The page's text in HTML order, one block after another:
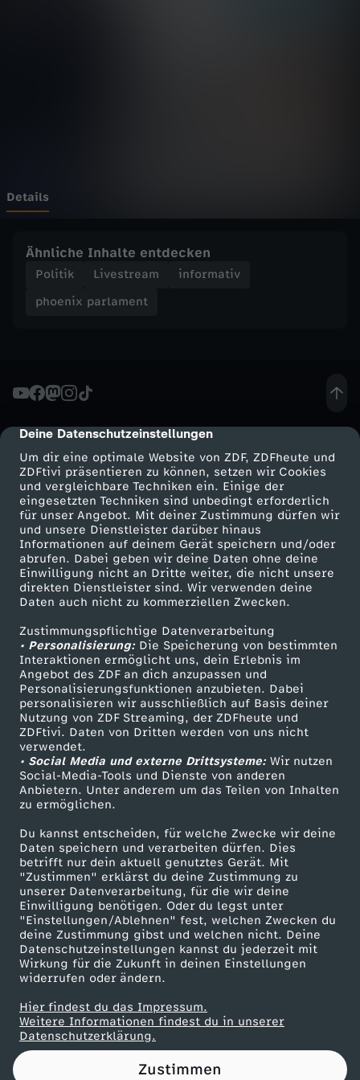
cmp-dialog-description
Deine Datenschutzeinstellungen
Um dir eine optimale Website von ZDF, ZDFheute und
ZDFtivi präsentieren zu können, setzen wir Cookies
und vergleichbare Techniken ein. Einige der
eingesetzten Techniken sind unbedingt erforderlich
für unser Angebot. Mit deiner Zustimmung dürfen wir
und unsere Dienstleister darüber hinaus
Informationen auf deinem Gerät speichern und/oder
abrufen. Dabei geben wir deine Daten ohne deine
Einwilligung nicht an Dritte weiter, die nicht unsere
direkten Dienstleister sind. Wir verwenden deine
Daten auch nicht zu kommerziellen Zwecken.
Zustimmungspflichtige Datenverarbeitung
• Personalisierung:Die Speicherung von bestimmten
Interaktionen ermöglicht uns, dein Erlebnis im
Angebot des ZDF an dich anzupassen und
Personalisierungsfunktionen anzubieten. Dabei
personalisieren wir ausschließlich auf Basis deiner
Nutzung von ZDF Streaming, der ZDFheute und
ZDFtivi. Daten von Dritten werden von uns nicht
verwendet.
• Social Media und externe Drittsysteme:Wir nutzen
Social-Media-Tools und Dienste von anderen
Anbietern. Unter anderem um das Teilen von Inhalten
zu ermöglichen.
Du kannst entscheiden, für welche Zwecke wir deine
Daten speichern und verarbeiten dürfen. Dies
betrifft nur dein aktuell genutztes Gerät. Mit
"Zustimmen" erklärst du deine Zustimmung zu
unserer Datenverarbeitung, für die wir deine
Einwilligung benötigen. Oder du legst unter
"Einstellungen/Ablehnen" fest, welchen Zwecken du
deine Zustimmung gibst und welchen nicht. Deine
Datenschutzeinstellungen kannst du jederzeit mit
Wirkung für die Zukunft in deinen Einstellungen
widerrufen oder ändern.
Hier findest du das Impressum.
Weitere Informationen findest du in unserer
Datenschutzerklärung.
Zustimmen
m
n
V
e
r
e
i
d
i
g
u
n
g
d
e
s
W
e
h
r
Details
Ähnliche Inhalte entdecken
Politik Livestream
informativ
phoenix parlament
Mehr ZDF
ZDF-Apps
Smart TV
ZDFtext
Livestreams
Sendungen A-Z
TV-Programm
Service
ZDFmitreden
Kontakt zum ZDF
Tickets
Zuschauerservice
Hilfe
ZDF Unternehmen
Karriere
ZDF goes Schule
Werbefernsehen
Mainzelmännchen
Partner